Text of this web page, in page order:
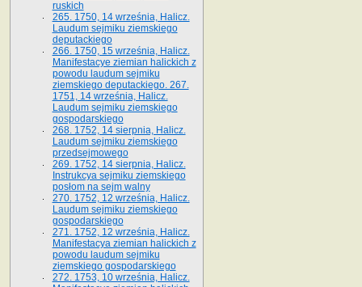
ruskich
265. 1750, 14 września, Halicz.
Laudum sejmiku ziemskiego
deputackiego
266. 1750, 15 września, Halicz.
Manifestacye ziemian halickich z
powodu laudum sejmiku
ziemskiego deputackiego. 267.
1751, 14 września, Halicz.
Laudum sejmiku ziemskiego
gospodarskiego
268. 1752, 14 sierpnia, Halicz.
Laudum sejmiku ziemskiego
przedsejmowego
269. 1752, 14 sierpnia, Halicz.
Instrukcya sejmiku ziemskiego
posłom na sejm walny
270. 1752, 12 września, Halicz.
Laudum sejmiku ziemskiego
gospodarskiego
271. 1752, 12 września, Halicz.
Manifestacya ziemian halickich z
powodu laudum sejmiku
ziemskiego gospodarskiego
272. 1753, 10 września, Halicz.